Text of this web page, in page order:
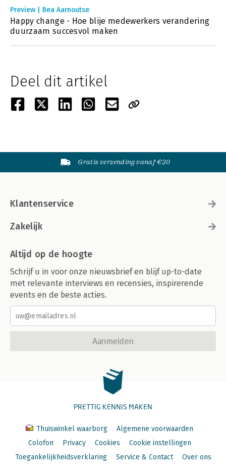
Preview | Bea Aarnoutse
Happy change - Hoe blije medewerkers verandering
duurzaam succesvol maken
Deel dit artikel
Gratis verzending vanaf €20
Klantenservice
Zakelijk
Altijd op de hoogte
Schrijf u in voor onze nieuwsbrief en blijf up-to-date
met relevante interviews en recensies, inspirerende
events en de beste acties.
Aanmelden
PRETTIG KENNIS MAKEN
Thuiswinkel waarborg
Algemene voorwaarden
Colofon
Privacy Cookies
Cookie instellingen
Toegankelijkheidsverklaring
Service & Contact Over ons